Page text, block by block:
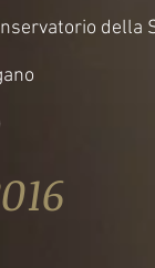
della